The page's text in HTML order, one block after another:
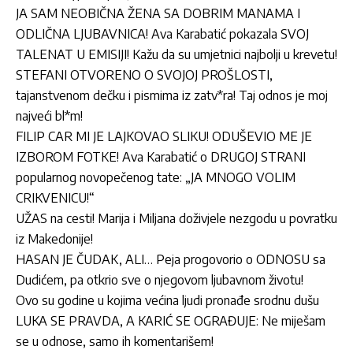
JA SAM NEOBIČNA ŽENA SA DOBRIM MANAMA I
ODLIČNA LJUBAVNICA! Ava Karabatić pokazala SVOJ
TALENAT U EMISIJI! Kažu da su umjetnici najbolji u krevetu!
STEFANI OTVORENO O SVOJOJ PROŠLOSTI,
tajanstvenom dečku i pismima iz zatv*ra! Taj odnos je moj
najveći bl*m!
FILIP CAR MI JE LAJKOVAO SLIKU! ODUŠEVIO ME JE
IZBOROM FOTKE! Ava Karabatić o DRUGOJ STRANI
popularnog novopečenog tate: „JA MNOGO VOLIM
CRIKVENICU!“
UŽAS na cesti! Marija i Miljana doživjele nezgodu u povratku
iz Makedonije!
HASAN JE ČUDAK, ALI… Peja progovorio o ODNOSU sa
Dudićem, pa otkrio sve o njegovom ljubavnom životu!
Ovo su godine u kojima većina ljudi pronađe srodnu dušu
LUKA SE PRAVDA, A KARIĆ SE OGRAĐUJE: Ne miješam
se u odnose, samo ih komentarišem!